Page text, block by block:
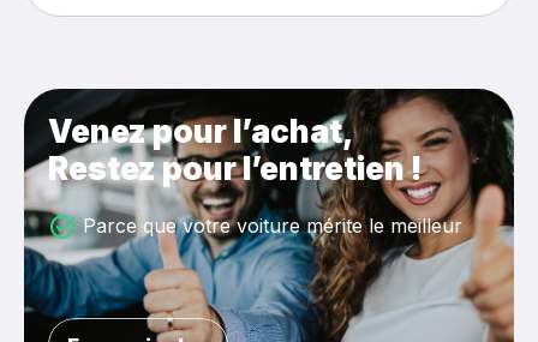
Venez pour l’achat,
Restez pour l’entretien !
Parce que votre voiture mérite le meilleur